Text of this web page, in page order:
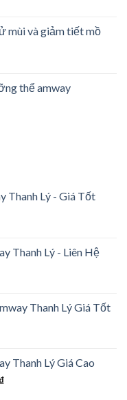
₫.
mùi và giảm tiết mồ
₫.
thể amway
Thanh Lý - Giá Tốt
Thanh Lý - Liên Hệ
Thanh Lý Giá Tốt
Thanh Lý Giá Cao
₫Current